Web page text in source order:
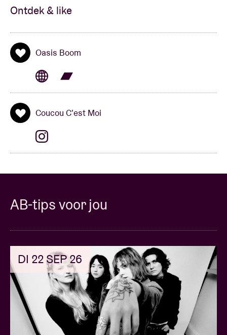
Ontdek & like
Oasis Boom
Coucou C'est Moi
AB-tips voor jou
DI 22 SEP 26